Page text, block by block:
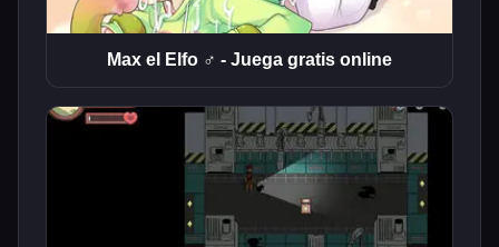
Max el Elfo ♂ - Juega gratis online